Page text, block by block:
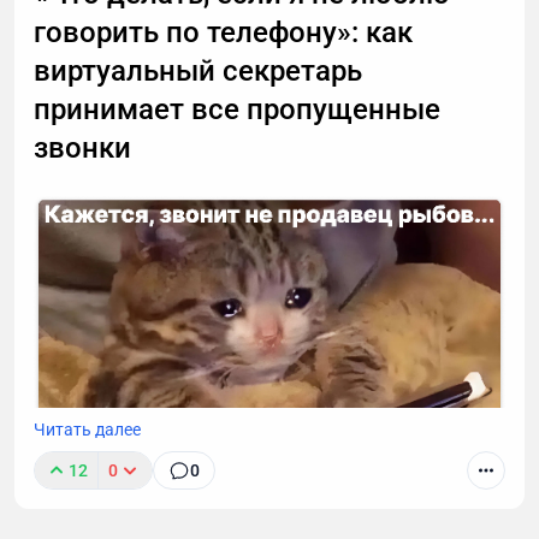
говорить по телефону»: как
виртуальный секретарь
принимает все пропущенные
звонки
Читать далее
12 0 0